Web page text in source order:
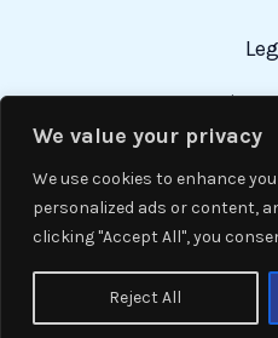
We value your privacy
We use cookies to enhance
personalized ads or content,
clicking "Accept All", you
Reject All
Cookies